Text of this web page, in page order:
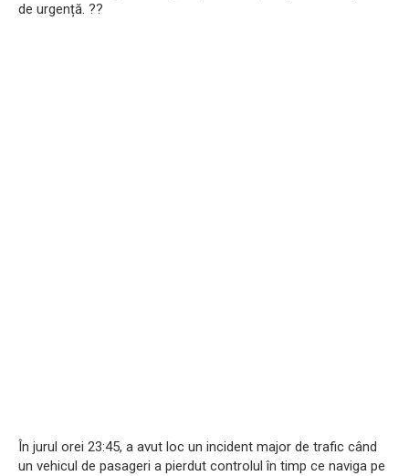
de urgență. ??
În jurul orei 23:45, a avut loc un incident major de trafic când
un vehicul de pasageri a pierdut controlul în timp ce naviga pe